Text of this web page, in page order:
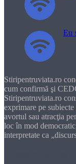
Eu
Stiripentruviata.ro
cum confirmă şi
Stiripentruviata.ro
exprimare pe
avortul sau atracţia
loc în mod
interpretate ca